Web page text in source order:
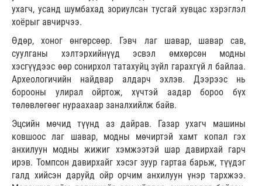
ухагч, усанд шумбахад зориулсан тусгай хувцас хэрэглэл
хоёрыг авчирчээ.
Өдөр, хоног өнгөрсөөр. Гэвч лаг шавар, шавар сав,
суулганы хэлтэрхийнүүд эсвэл өмхөрсөн модны
хэсгүүдээс өөр сонирхол татахуйц зүйл гарахгүй л байлаа.
Археологичийн найдвар алдарч эхлэв. Дээрээс нь
борооны улирал ойртож, хүчтэй аадар бороо бүх
төлөвлөгөөг нураахаар заналхийлж байв.
Эцсийн мөчид түүнд аз дайрав. Газар ухагч машины
ковшоос лаг шавар, модны мөчиртэй хамт копал гэх
анхилуун модны жижиг хэмжээтэй шар давирхай гарч
ирэв. Томпсон давирхайг хэсэг зуур гартаа барьж, түүдэг
галд хийсэн даруйд ойр орчим анхилуун үнэр тархжээ.